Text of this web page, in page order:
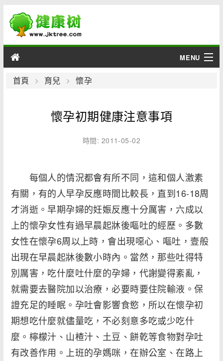
MENU
男性
疾病
首頁 育兒 懷孕
懷孕初期健康注意事項
時間: 2011-05-02
每個人的情況都會有所不同，這和個人激素
有關，有的人早孕反應時間比較長，直到16-18周
才消逝。早期孕婦的妊娠反應十分厲害，六成以
上的懷孕女性有過早晨起牀後嘔吐的經歷。多數
女性在懷孕6周以上時，會出現噁心、嘔吐，壹般
出現在早晨起牀後數小時內。當然，那些吐得特
別厲害，吃什麼吐什麼的孕婦，代謝變得紊亂，
就需要去醫院加以治療，必要時要住院輸液。保
證充足的睡眠。孕吐會影響食慾，所以在懷孕初
期想吃什麼就儘量吃，不必刻意多吃或少吃什
麼。檸檬汁、山楂汁、土豆、餅乾等食物對孕吐
有改善作用。上班的孕媽咪，在辦公室、在路上